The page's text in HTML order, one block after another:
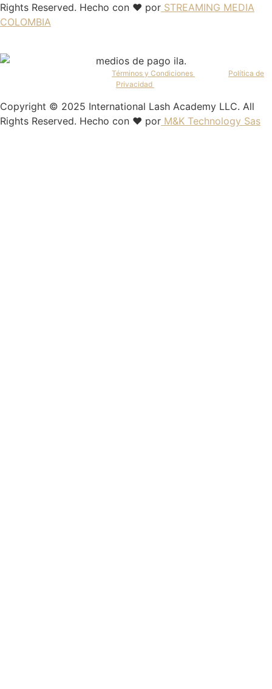
Rights Reserved. Hecho con ❤️ por STREAMING MEDIA
COLOMBIA
Términos y Condiciones
Política de
Privacidad
Copyright © 2025 International Lash Academy LLC. All
Rights Reserved. Hecho con ❤️ por M&K Technology Sas